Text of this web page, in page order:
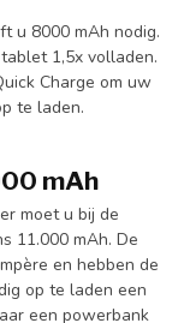
u 8000 mAh nodig.
1,5x volladen.
Charge om uw
te laden.
mAh
moet u bij de
11.000 mAh. De
en hebben de
op te laden een
een powerbank